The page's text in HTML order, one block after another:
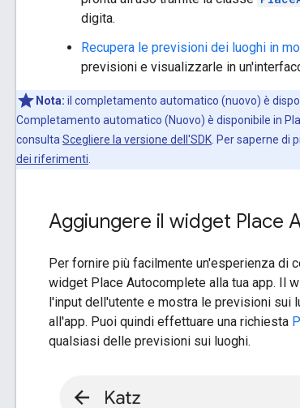
digita.
Recupera le previsioni dei luoghi in
previsioni e visualizzarle in
Nota: il completamento automatico (nuovo) è
Completamento automatico (Nuovo) è disponibile in
consulta Scegliere la versione dell'SDK . Per saperne
dei riferimenti
Aggiungere il widget Place
Per fornire più facilmente un'esperienza di
widget Place Autocomplete alla tua app. Il
l'input dell'utente e mostra le previsioni sui
all'app. Puoi quindi effettuare una richiesta
qualsiasi delle previsioni sui luoghi.